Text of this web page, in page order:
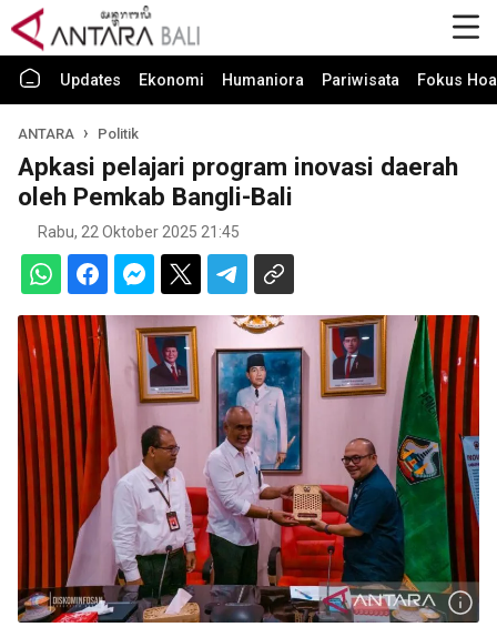
Updates Ekonomi Humaniora Pariwisata Fokus
ANTARA Politik
Apkasi pelajari program inovasi daerah
oleh Pemkab Bangli-Bali
Rabu, 22 Oktober 2025 21:45